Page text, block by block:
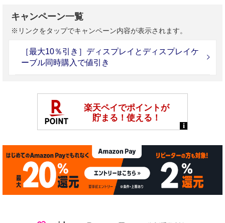
キャンペーン一覧
※リンクをタップでキャンペーン内容が表示されます。
［最大10％引き］ディスプレイとディスプレイケ
ーブル同時購入で値引き